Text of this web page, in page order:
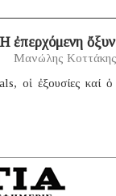
ἐπερχόμενη
Μανώλης Κοττάκης
οἱ ἐξουσίες καί